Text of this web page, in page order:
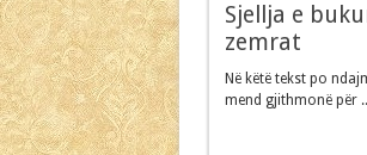
Sjellja e
zemrat
Në këtë tekst po
mend gjithmonë për